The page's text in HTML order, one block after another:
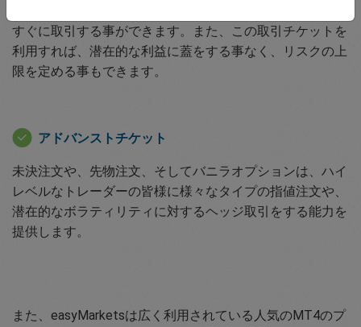
すぐに取引する事ができます。また、この取引チケットを
利用すれば、潜在的な利益に蓋をする事なく、リスクの上
限を定める事もできます。
アドバンストチケット
未決注文や、先物注文、そしてバニラオプションは、ハイ
レベルなトレーダーの皆様に様々なタイプの指値注文や、
潜在的なボラティリティに対するヘッジ取引をする能力を
提供します。
また、easyMarketsは広く利用されている人気のMT4のプ